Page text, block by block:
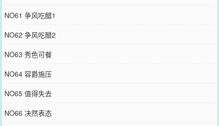
NO61 争风吃醋1
NO62 争风吃醋2
NO63 秀色可餐
NO64 容爵施压
NO65 值得失去
NO66 决然表态